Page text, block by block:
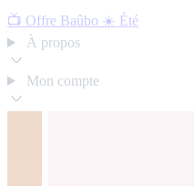
📺 Offre Baûbo ☀️ Été
À propos
Mon compte